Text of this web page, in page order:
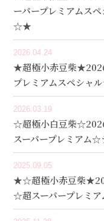
ーパープレミアムス
☆★
2026.04.24
★超極小赤豆柴
プレミアムスペシャ
2026.03.19
☆超極小白豆柴
スーパープレミアム
2025.09.05
★☆超極小赤豆柴
☆超スーパープレミ